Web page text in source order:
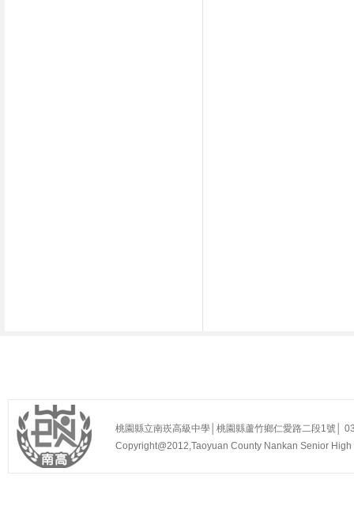
桃園縣立南崁高級中學│桃園縣蘆竹鄉仁愛路二段1號│
Copyright@2012,Taoyuan County Nankan Senior